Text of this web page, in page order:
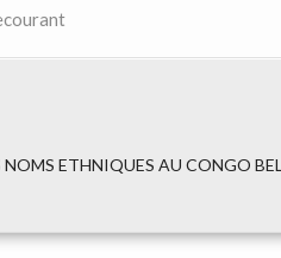
ETHNIQUES AU CONGO